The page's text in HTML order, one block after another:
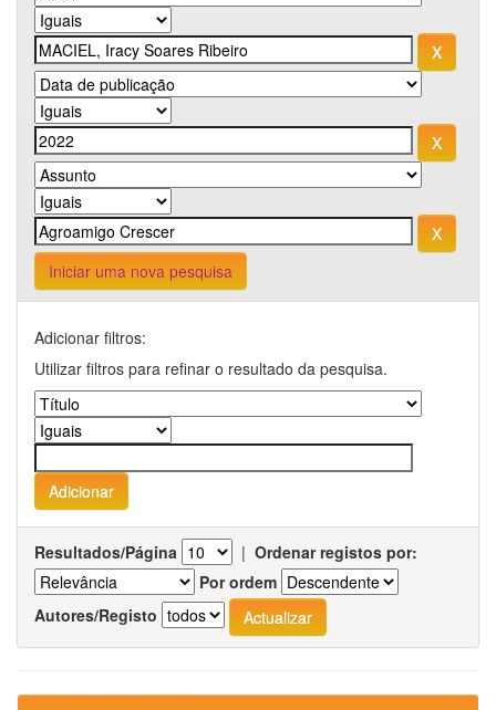
Iniciar uma nova pesquisa
Adicionar filtros:
Utilizar filtros para refinar o resultado da pesquisa.
Resultados/Página | Ordenar registos por:
Por ordem
Autores/Registo